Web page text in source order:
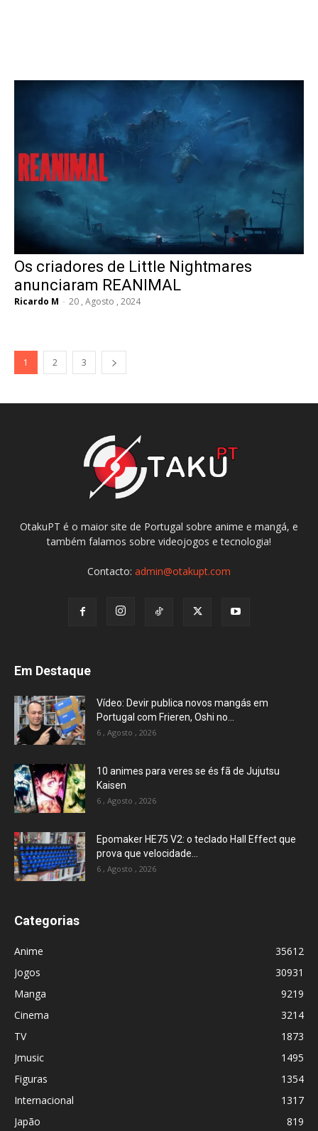
Os criadores de Little Nightmares
anunciaram REANIMAL
Ricardo M - 20 , Agosto , 2024
1 2 3
OtakuPT é o maior site de Portugal sobre anime e mangá, e
também falamos sobre videojogos e tecnologia!
Contacto: admin@otakupt.com
Em Destaque
Vídeo: Devir publica novos mangás em
Portugal com Frieren, Oshi no...
6 , Agosto , 2026
10 animes para veres se és fã de Jujutsu
Kaisen
6 , Agosto , 2026
Epomaker HE75 V2: o teclado Hall Effect que
prova que velocidade...
6 , Agosto , 2026
Categorias
Anime
35612
Jogos
30931
Manga
9219
Cinema
3214
TV
1873
Jmusic
1495
Figuras
1354
Internacional
1317
Japão
819